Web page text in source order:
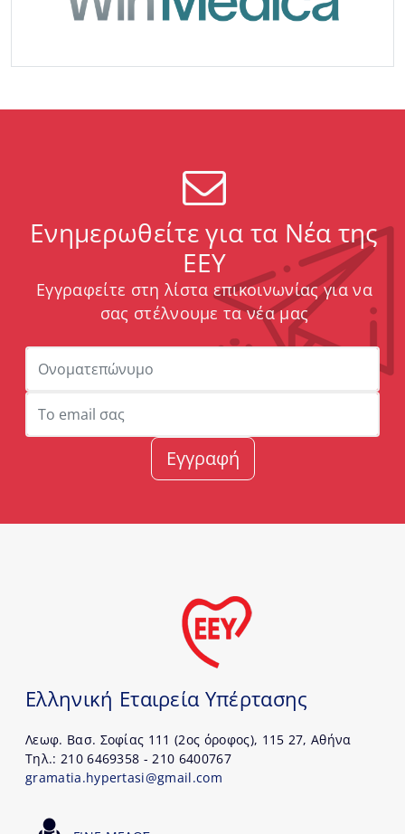
Ενημερωθείτε για τα Νέα της
ΕΕΥ
Εγγραφείτε στη λίστα επικοινωνίας για να
σας στέλνουμε τα νέα μας
Εγγραφή
Ελληνική Εταιρεία Υπέρτασης
Λεωφ. Βασ. Σοφίας 111 (2ος όροφος), 115 27, Αθήνα
Τηλ.: 210 6469358 - 210 6400767
gramatia.hypertasi@gmail.com